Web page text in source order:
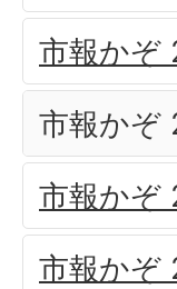
市報かぞ
市報かぞ
市報かぞ
市報かぞ